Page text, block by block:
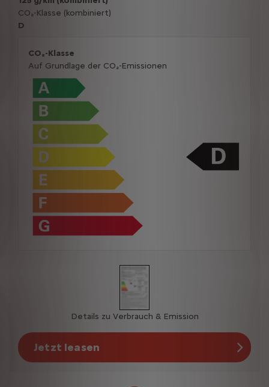
CO₂-Klasse (kombiniert)
D
CO₂-Klasse
Auf Grundlage der CO₂-Emissionen
Details zu Verbrauch & Emission
Jetzt leasen